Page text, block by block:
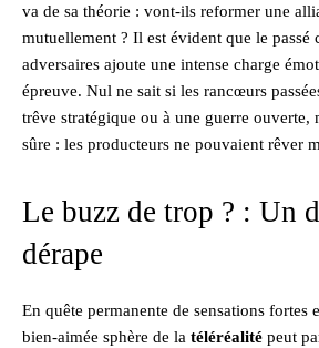
va de sa théorie : vont-ils reformer une
mutuellement ? Il est évident que le passé
adversaires ajoute une intense charge
épreuve. Nul ne sait si les rancœurs
trêve stratégique ou à une guerre ouverte,
sûre : les producteurs ne pouvaient rêver
Le buzz de trop ? : Un
dérape
En quête permanente de sensations fortes
bien-aimée sphère de la téléréalité peut